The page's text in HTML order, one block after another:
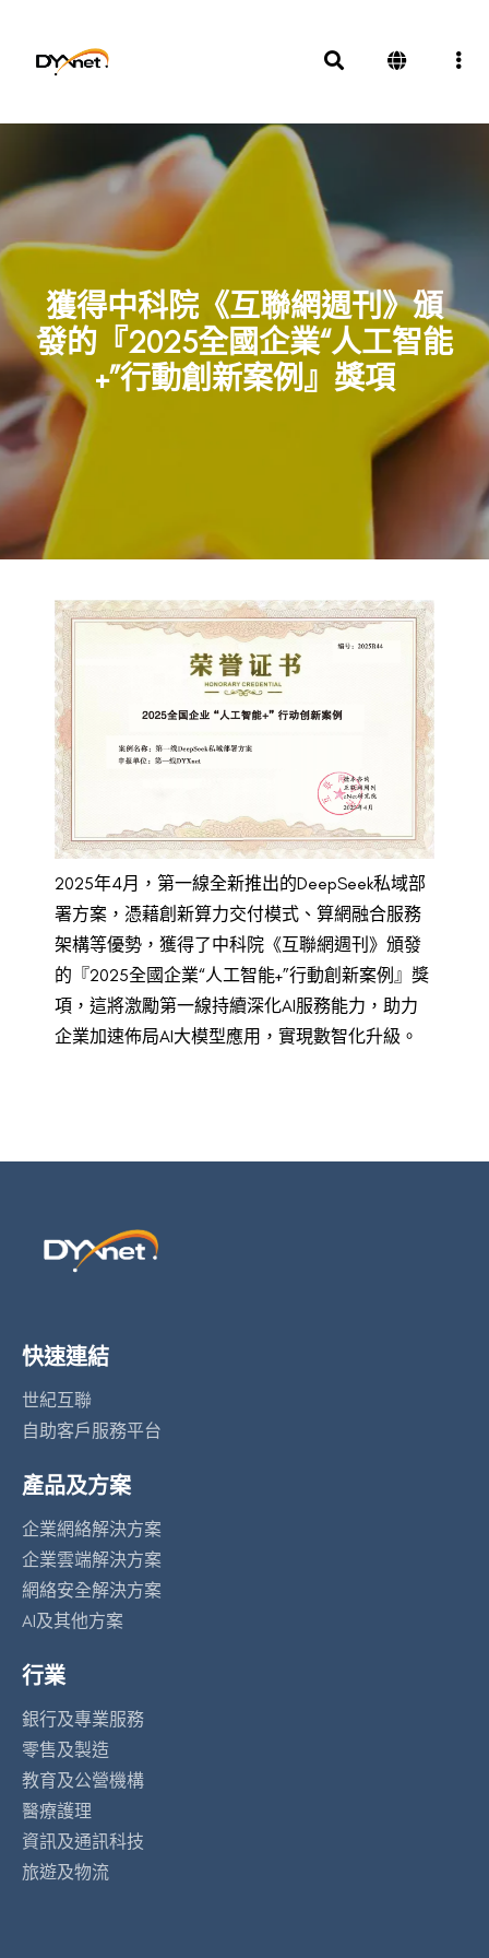
獲得中科院《互聯網週刊》頒
發的『2025全國企業“人工智能
+”行動創新案例』獎項
獎項及殊榮
2025
2025年4月，第一線全新推出的DeepSeek私域部
署方案，憑藉創新算力交付模式、算網融合服務
架構等優勢，獲得了中科院《互聯網週刊》頒發
的『2025全國企業“人工智能+”行動創新案例』獎
項，這將激勵第一線持續深化AI服務能力，助力
企業加速佈局AI大模型應用，實現數智化升級。
快速連結
世紀互聯
自助客戶服務平台
產品及方案
企業網絡解決方案
企業雲端解決方案
網絡安全解決方案
AI及其他方案
行業
銀行及專業服務
零售及製造
教育及公營機構
醫療護理
資訊及通訊科技
旅遊及物流